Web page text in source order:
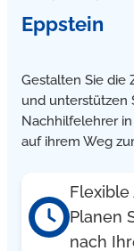
Eppstein
Gestalten Sie die
und unterstützen
Nachhilfelehrer
auf ihrem Weg
Flexible
Planen
nach